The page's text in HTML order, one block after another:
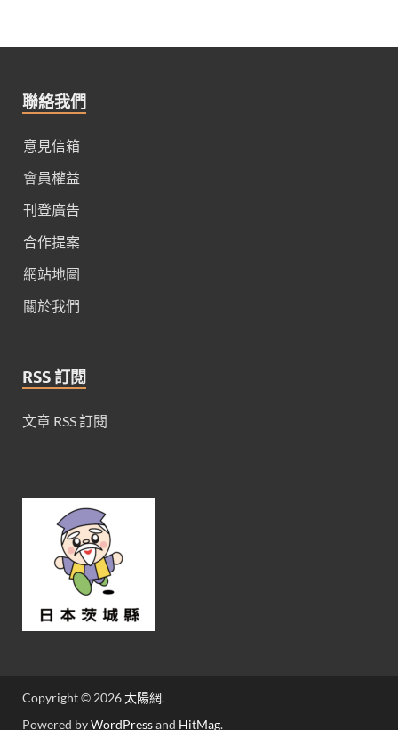
聯絡我們
意見信箱
會員權益
刊登廣告
合作提案
網站地圖
關於我們
RSS 訂閱
文章 RSS 訂閱
Copyright © 2026太陽網.
Powered byWordPressand HitMag.